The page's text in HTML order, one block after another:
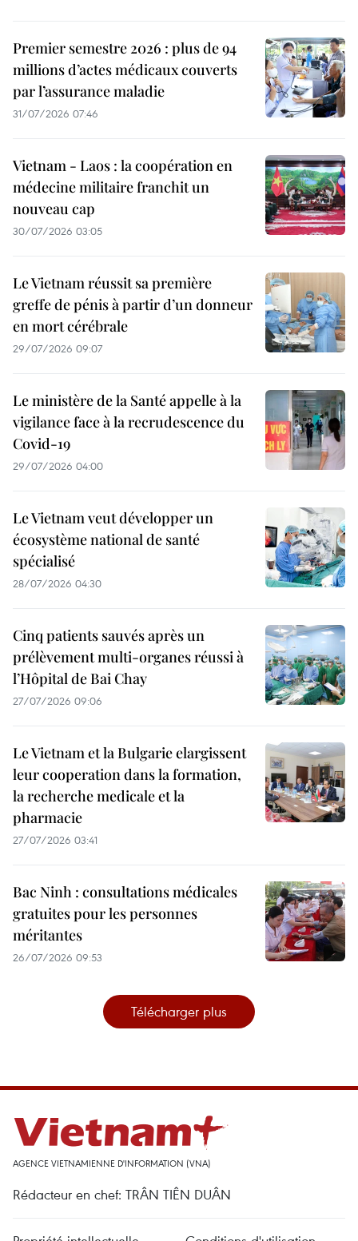
Premier semestre 2026 : plus de 94
millions d’actes médicaux couverts
par l’assurance maladie
31/07/2026 07:46
Vietnam - Laos : la coopération en
médecine militaire franchit un
nouveau cap
30/07/2026 03:05
Le Vietnam réussit sa première
greffe de pénis à partir d’un donneur
en mort cérébrale
29/07/2026 09:07
Le ministère de la Santé appelle à la
vigilance face à la recrudescence du
Covid-19
29/07/2026 04:00
Le Vietnam veut développer un
écosystème national de santé
spécialisé
28/07/2026 04:30
Cinq patients sauvés après un
prélèvement multi-organes réussi à
l’Hôpital de Bai Chay
27/07/2026 09:06
Le Vietnam et la Bulgarie elargissent
leur cooperation dans la formation,
la recherche medicale et la
pharmacie
27/07/2026 03:41
Bac Ninh : consultations médicales
gratuites pour les personnes
méritantes
26/07/2026 09:53
Télécharger plus
AGENCE VIETNAMIENNE D'INFORMATION (VNA)
Rédacteur en chef: TRÂN TIÊN DUÂN